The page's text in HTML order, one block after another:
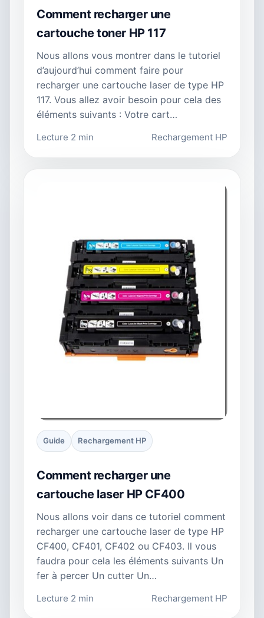
Comment recharger une
cartouche toner HP 117
Nous allons vous montrer dans le tutoriel
d’aujourd’hui comment faire pour
recharger une cartouche laser de type HP
117. Vous allez avoir besoin pour cela des
éléments suivants : Votre cart…
Lecture 2 min Rechargement HP
Guide Rechargement HP
Comment recharger une
cartouche laser HP CF400
Nous allons voir dans ce tutoriel comment
recharger une cartouche laser de type HP
CF400, CF401, CF402 ou CF403. Il vous
faudra pour cela les éléments suivants Un
fer à percer Un cutter Un…
Lecture 2 min Rechargement HP